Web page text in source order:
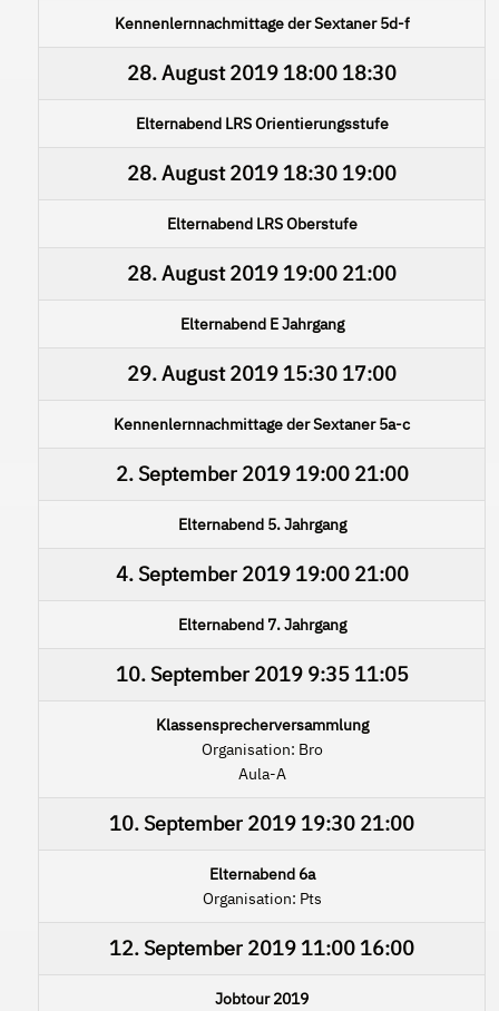
Kennenlernnachmittage der Sextaner 5d-f
28. August 2019 18:00 18:30
Elternabend LRS Orientierungsstufe
28. August 2019 18:30 19:00
Elternabend LRS Oberstufe
28. August 2019 19:00 21:00
Elternabend E Jahrgang
29. August 2019 15:30 17:00
Kennenlernnachmittage der Sextaner 5a-c
2. September 201919:00 21:00
Elternabend 5. Jahrgang
4. September 201919:00 21:00
Elternabend 7. Jahrgang
10. September 20199:35 11:05
Klassensprecherversammlung
Organisation: Bro
Aula-A
10. September 2019 19:30 21:00
Elternabend 6a
Organisation: Pts
12. September 2019 11:00 16:00
Jobtour 2019